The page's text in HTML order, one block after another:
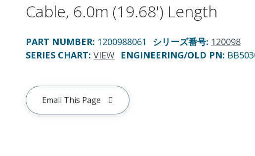
Cable, 6.0m (19.68') Length
PART NUMBER: 1200988061 シリーズ番号: 120098
SERIES CHART: VIEW ENGINEERING/OLD PN:
Email This Page